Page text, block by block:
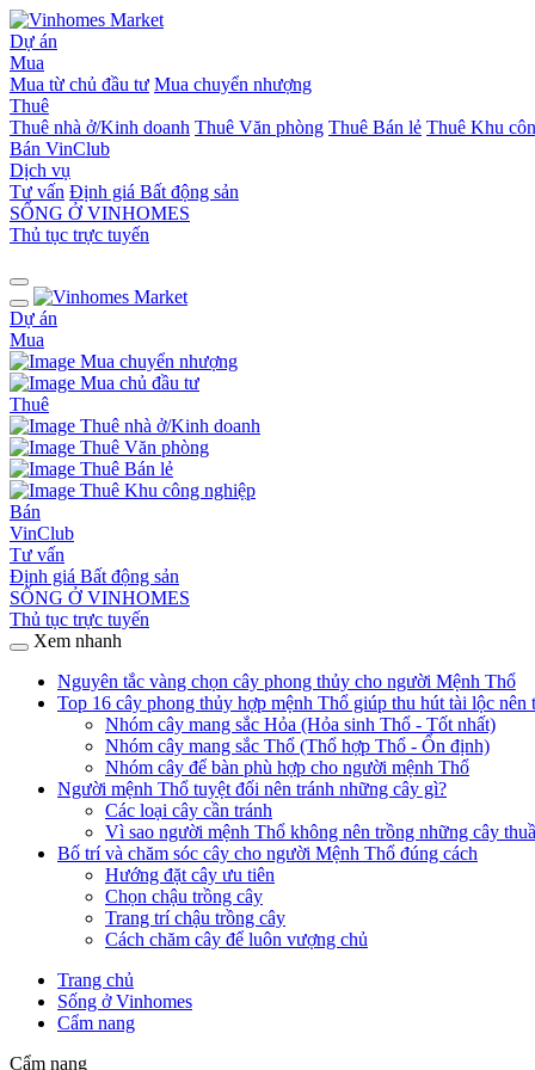
Dự án
Mua
Mua từ chủ đầu tư Mua chuyển nhượng
Thuê
Thuê nhà ở/Kinh doanh Thuê Văn phòng Thuê Bán lẻ Thuê Khu
Bán VinClub
Dịch vụ
Tư vấn Định giá Bất động sản
SỐNG Ở VINHOMES
Thủ tục trực tuyến
Dự án
Mua
Mua chuyển nhượng
Mua chủ đầu tư
Thuê
Thuê nhà ở/Kinh doanh
Thuê Văn phòng
Thuê Bán lẻ
Thuê Khu công nghiệp
Bán
VinClub
Tư vấn
Định giá Bất động sản
SỐNG Ở VINHOMES
Thủ tục trực tuyến
Xem nhanh
Nguyên tắc vàng chọn cây phong thủy cho người Mệnh Thổ
Top 16 cây phong thủy hợp mệnh Thổ giúp thu hút tài lộc nên
Nhóm cây mang sắc Hỏa (Hỏa sinh Thổ - Tốt nhất)
Nhóm cây mang sắc Thổ (Thổ hợp Thổ - Ổn định)
Nhóm cây để bàn phù hợp cho người mệnh Thổ
Người mệnh Thổ tuyệt đối nên tránh những cây gì?
Các loại cây cần tránh
Vì sao người mệnh Thổ không nên trồng những cây
Bố trí và chăm sóc cây cho người Mệnh Thổ đúng cách
Hướng đặt cây ưu tiên
Chọn chậu trồng cây
Trang trí chậu trồng cây
Cách chăm cây để luôn vượng chủ
Trang chủ
Sống ở Vinhomes
Cẩm nang
Cẩm nang